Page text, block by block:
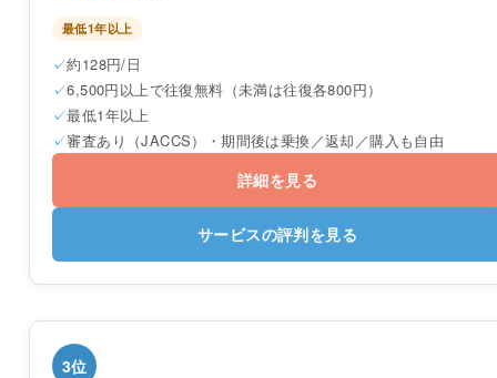
最低1年以上
約128円/日
6,500円以上で往復無料（未満は往復各800円）
最低1年以上
審査あり（JACCS）・期間後は乗換／返却／購入も自由
詳細を見る
サービスの評判を見る
3位